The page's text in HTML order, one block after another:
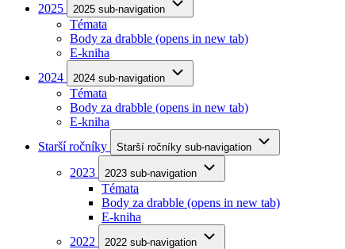
2025
2025 sub-navigation
Témata
Body za drabble (opens in new tab)
E-kniha
2024
2024 sub-navigation
Témata
Body za drabble (opens in new tab)
E-kniha
Starší ročníky
Starší ročníky sub-navigation
2023 2023 sub-navigation
Témata
Body za drabble (opens in new tab)
E-kniha
2022
2022 sub-navigation